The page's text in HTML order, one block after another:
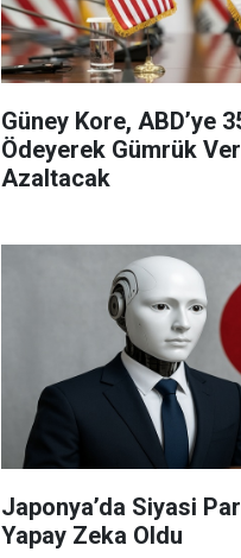
Güney Kore, ABD’ye
Ödeyerek Gümrük
Azaltacak
Japonya’da Siyasi
Yapay Zeka Oldu